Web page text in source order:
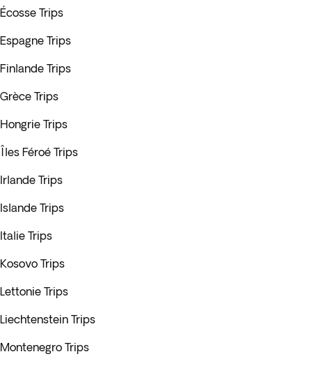
Écosse Trips
Espagne Trips
Finlande Trips
Grèce Trips
Hongrie Trips
Îles Féroé Trips
Irlande Trips
Islande Trips
Italie Trips
Kosovo Trips
Lettonie Trips
Liechtenstein Trips
Montenegro Trips